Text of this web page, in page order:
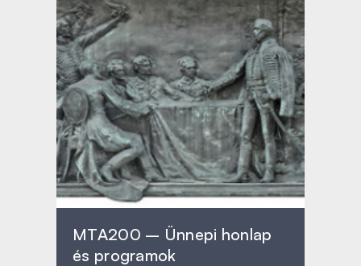
MTA200 – Ünnepi honlap
és programok